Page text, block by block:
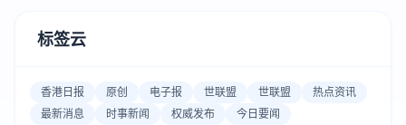
标签云
香港日报 原创 电子报 世联盟 世联盟
热点资讯
最新消息
时事新闻 权威发布 今日要闻